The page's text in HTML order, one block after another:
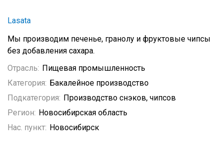
Lasata
Мы производим печенье, гранолу и фруктовые чипсы
без добавления сахара.
Отрасль: Пищевая промышленность
Категория: Бакалейное производство
Подкатегория: Производство снэков, чипсов
Регион: Новосибирская область
Нас. пункт: Новосибирск